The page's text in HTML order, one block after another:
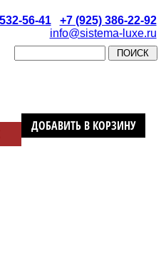
56-41 +7 (925) 386-22-92
info@sistema-luxe.ru
ДОБАВИТЬ В КОРЗИНУ